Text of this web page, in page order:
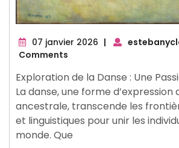
07 janvier 2026 07
|
Comments
Exploration de la Danse : Une
La danse, une forme d’expression
ancestrale, transcende les
et linguistiques pour unir les
monde. Que